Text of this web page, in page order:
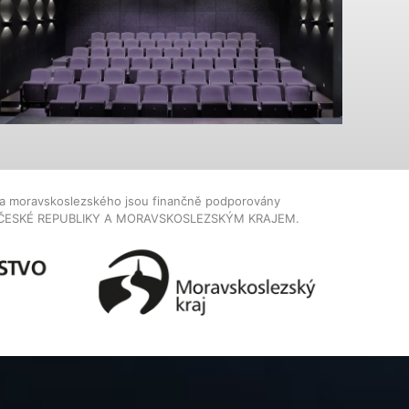
moravskoslezského jsou finančně podporovány
REPUBLIKY A MORAVSKOSLEZSKÝM KRAJEM.